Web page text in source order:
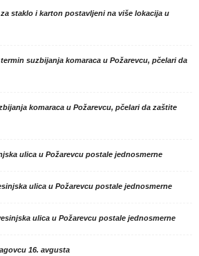
staklo i karton postavljeni na više lokacija u
suzbijanja komaraca u Požarevcu, pčelari da
komaraca u Požarevcu, pčelari da zaštite
ulica u Požarevcu postale jednosmerne
ulica u Požarevcu postale jednosmerne
ulica u Požarevcu postale jednosmerne
16. avgusta